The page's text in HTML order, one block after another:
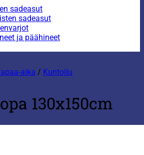
sadeasut
sadeasut
ja päähineet
aika / Kuntoilu
130x150cm